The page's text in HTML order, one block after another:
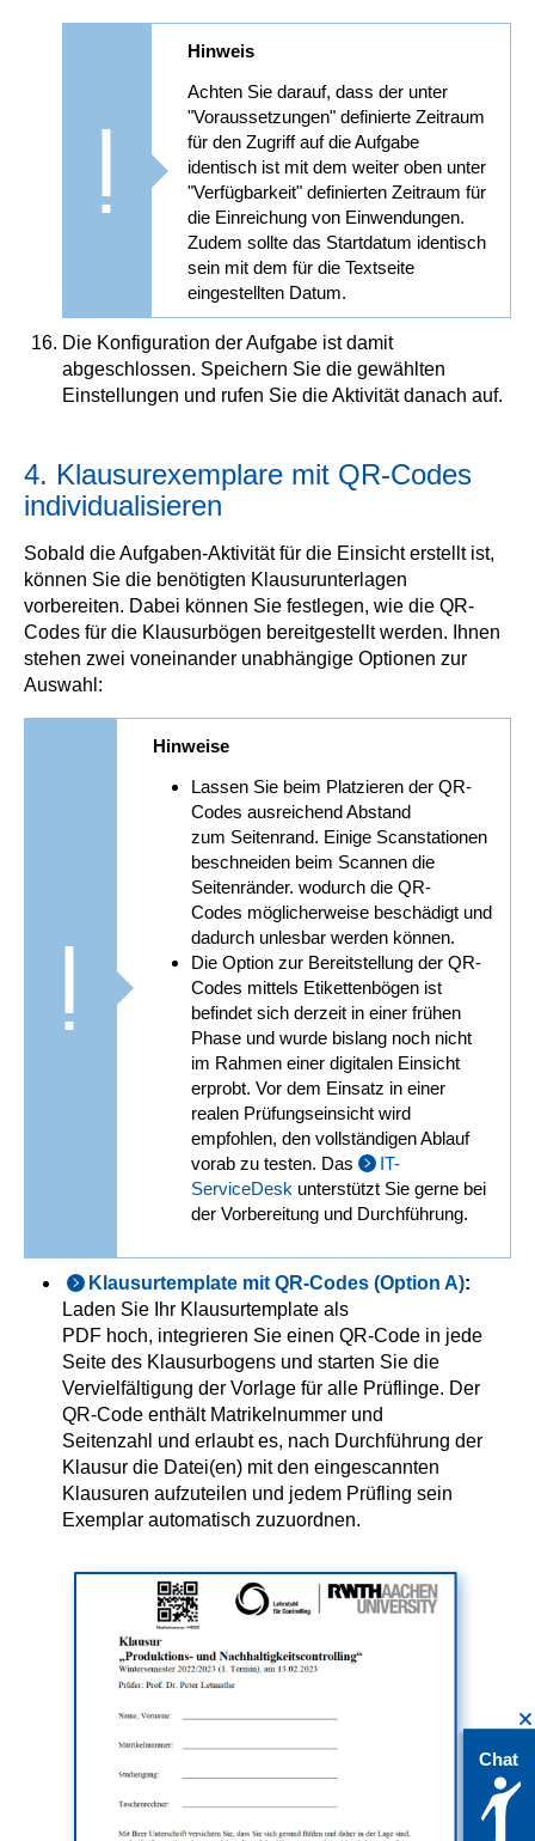
Hinweis
Achten Sie darauf, dass der unter
"Voraussetzungen" definierte Zeitraum
für den Zugriff auf die Aufgabe
identisch ist mit dem weiter oben unter
"Verfügbarkeit" definierten Zeitraum für
die Einreichung von Einwendungen.
Zudem sollte das Startdatum identisch
sein mit dem für die Textseite
eingestellten Datum.
Die Konfiguration der Aufgabe ist damit
abgeschlossen. Speichern Sie die gewählten
Einstellungen und rufen Sie die Aktivität danach auf.
4. Klausurexemplare mit QR-Codes
individualisieren
Sobald die Aufgaben-Aktivität für die Einsicht erstellt ist,
können Sie die benötigten Klausurunterlagen
vorbereiten. Dabei können Sie festlegen, wie die QR-
Codes für die Klausurbögen bereitgestellt werden. Ihnen
stehen zwei voneinander unabhängige Optionen zur
Auswahl:
Hinweise
Lassen Sie beim Platzieren der QR-
Codes ausreichend Abstand
zum Seitenrand. Einige Scanstationen
beschneiden beim Scannen die
Seitenränder. wodurch die QR-
Codes möglicherweise beschädigt und
dadurch unlesbar werden können.
Die Option zur Bereitstellung der QR-
Codes mittels Etikettenbögen ist
befindet sich derzeit in einer frühen
Phase und wurde bislang noch nicht
im Rahmen einer digitalen Einsicht
erprobt. Vor dem Einsatz in einer
realen Prüfungseinsicht wird
empfohlen, den vollständigen Ablauf
vorab zu testen. Das
IT-
ServiceDeskunterstützt Sie gerne bei
der Vorbereitung und Durchführung.
Klausurtemplate mit QR-Codes (Option A):
Laden Sie Ihr Klausurtemplate als
PDF hoch, integrieren Sie einen QR-Code in jede
Seite des Klausurbogens und starten Sie die
Vervielfältigung der Vorlage für alle Prüflinge. Der
QR-Code enthält Matrikelnummer und
Seitenzahl und erlaubt es, nach Durchführung der
Klausur die Datei(en) mit den eingescannten
Klausuren aufzuteilen und jedem Prüfling sein
Exemplar automatisch zuzuordnen.
Chat